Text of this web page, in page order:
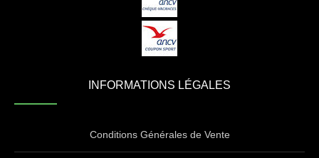
INFORMATIONS LÉGALES
Conditions Générales de Vente